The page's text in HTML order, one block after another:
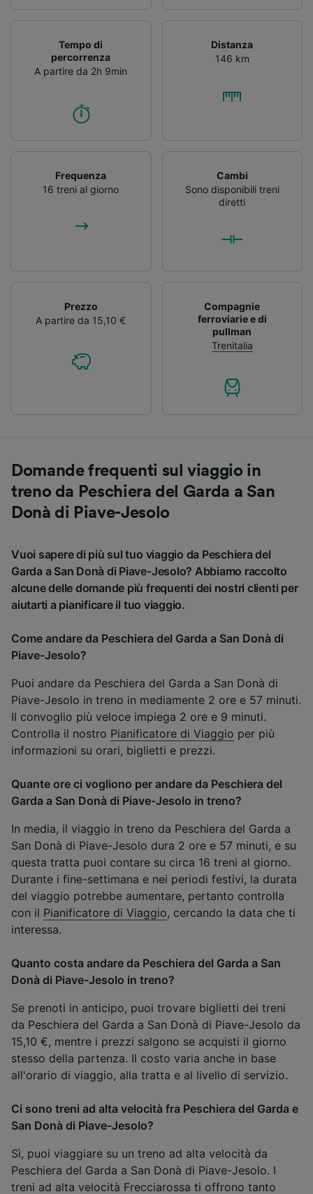
Tempo di
percorrenza
A partire da 2h 9min
Distanza
146 km
Frequenza
16 treni al giorno
Cambi
Sono disponibili treni
diretti
Prezzo
A partire da 15,10 €
Compagnie
ferroviarie e di
pullman
Trenitalia
Domande frequenti sul viaggio in
treno da Peschiera del Garda a San
Donà di Piave-Jesolo
Vuoi sapere di più sul tuo viaggio da Peschiera del
Garda a San Donà di Piave-Jesolo? Abbiamo raccolto
alcune delle domande più frequenti dei nostri clienti per
aiutarti a pianificare il tuo viaggio.
Come andare da Peschiera del Garda a San Donà di
Piave-Jesolo?
Puoi andare da Peschiera del Garda a San Donà di
Piave-Jesolo in treno in mediamente 2 ore e 57 minuti.
Il convoglio più veloce impiega 2 ore e 9 minuti.
Controlla il nostro Pianificatore di Viaggio per più
informazioni su orari, biglietti e prezzi.
Quante ore ci vogliono per andare da Peschiera del
Garda a San Donà di Piave-Jesolo in treno?
In media, il viaggio in treno da Peschiera del Garda a
San Donà di Piave-Jesolo dura 2 ore e 57 minuti, e su
questa tratta puoi contare su circa 16 treni al giorno.
Durante i fine-settimana e nei periodi festivi, la durata
del viaggio potrebbe aumentare, pertanto controlla
con il Pianificatore di Viaggio, cercando la data che ti
interessa.
Quanto costa andare da Peschiera del Garda a San
Donà di Piave-Jesolo in treno?
Se prenoti in anticipo, puoi trovare biglietti dei treni
da Peschiera del Garda a San Donà di Piave-Jesolo da
15,10 €, mentre i prezzi salgono se acquisti il giorno
stesso della partenza. Il costo varia anche in base
all'orario di viaggio, alla tratta e al livello di servizio.
Ci sono treni ad alta velocità fra Peschiera del Garda e
San Donà di Piave-Jesolo?
Sì, puoi viaggiare su un treno ad alta velocità da
Peschiera del Garda a San Donà di Piave-Jesolo. I
treni ad alta velocità Frecciarossa ti offrono tanto